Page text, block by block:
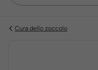
Cura dello zoccolo